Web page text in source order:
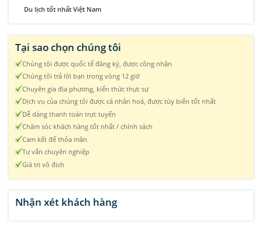
Du lịch tốt nhất Việt Nam
Tại sao chọn chúng tôi
Chúng tôi được quốc tế đăng ký, được công nhận
Chúng tôi trả lời bạn trong vòng 12 giờ
Chuyên gia địa phương, kiến thức thực sự
Dịch vụ của chúng tôi được cá nhân hoá, được tùy biến tốt nhất
Dễ dàng thanh toán trực tuyến
Chăm sóc khách hàng tốt nhất / chính sách
Cam kết để thỏa mãn
Tư vấn chuyên nghiệp
Giá trị vô địch
Nhận xét khách hàng